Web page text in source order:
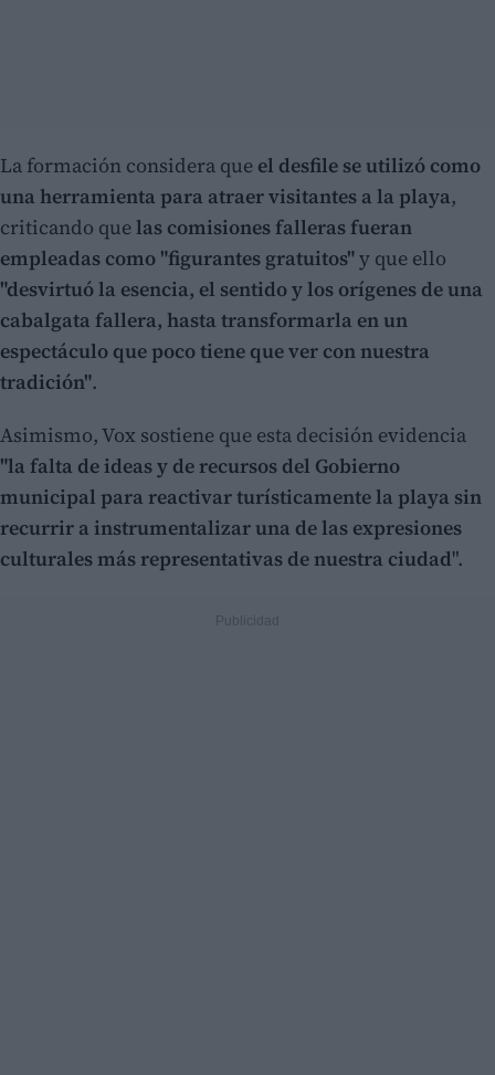
La formación considera que el desfile se utilizó como
una herramienta para atraer visitantes a la playa,
criticando quelas comisiones falleras fueran
empleadas como "figurantes gratuitos"y que ello
"desvirtuó la esencia, el sentido y los orígenes de una
cabalgata fallera, hasta transformarla en un
espectáculo que poco tiene que ver con nuestra
tradición".
Asimismo, Vox sostiene que esta decisión evidencia
"la falta de ideas y de recursos del Gobierno
municipal para reactivar turísticamente la playa sin
recurrir a instrumentalizar una de las expresiones
culturales más representativas de nuestra ciudad".